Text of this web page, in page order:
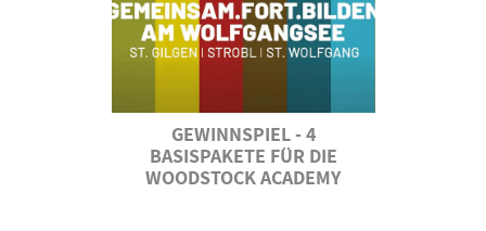
GEWINNSPIEL - 4
BASISPAKETE FÜR DIE
WOODSTOCK ACADEMY